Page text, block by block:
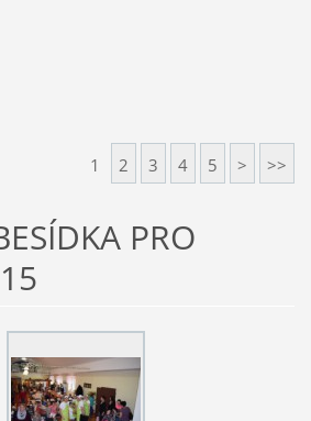
1 2 3 4 5 > >>
PRO